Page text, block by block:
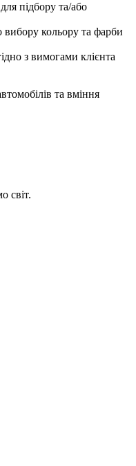
підбору та/або
вибору кольору та фарби
з вимогами клієнта
та вміння
світ.